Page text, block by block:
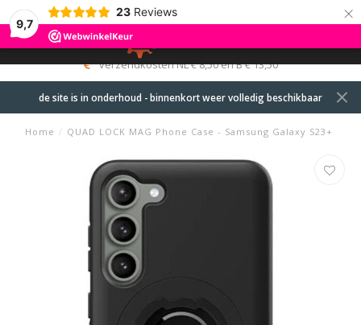
9,7
23 Reviews ×
MENU
0
verzendkosten NL € 8,50 en B € 13,50
de site is in onderhoud - binnenkort weer volledig beschikbaar
Home / QUAD LOCK MAG Phone Case - Samsung Galaxy S23+